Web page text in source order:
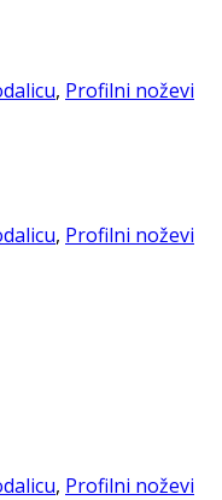
, Profilni noževi
, Profilni noževi
, Profilni noževi